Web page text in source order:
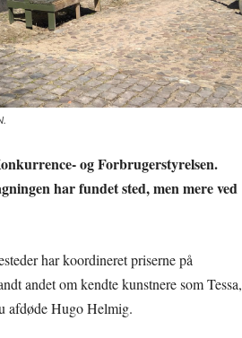
og Forbrugerstyrelsen.
har fundet sted, men mere ved
har koordineret priserne på
andet om kendte kunstnere som Tessa,
afdøde Hugo Helmig.